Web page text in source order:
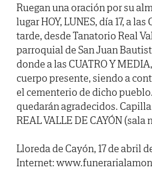
Ruegan una oración por su
lugar HOY, LUNES, día 17, a
tarde, desde Tanatorio Real
parroquial de San Juan
donde a las CUATRO Y
cuerpo presente, siendo a
el cementerio de dicho
quedarán agradecidos.
REAL VALLE DE CAYÓN (sala
Lloreda de Cayón, 17 de abril
Internet: